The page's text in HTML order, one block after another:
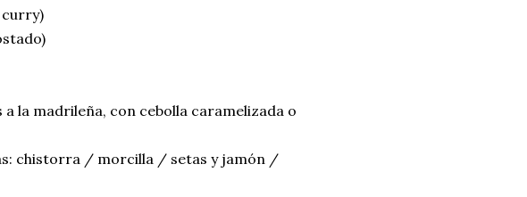
la madrileña, con cebolla caramelizada o
chistorra / morcilla / setas y jamón /